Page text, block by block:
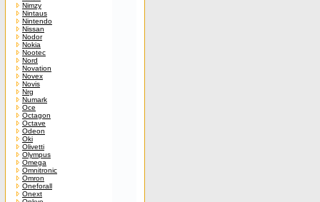
Nimzy
Nintaus
Nintendo
Nissan
Nodor
Nokia
Nootec
Nord
Novation
Novex
Novis
Nrg
Numark
Oce
Octagon
Octave
Odeon
Oki
Olivetti
Olympus
Omega
Omnitronic
Omron
Oneforall
Onext